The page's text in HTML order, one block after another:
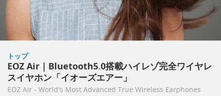
トップ
EOZ Air｜Bluetooth5.0搭載ハイレゾ完全ワイヤレ
スイヤホン「イオーズエアー」
EOZ Air - World's Most Advanced True Wireless Earphones